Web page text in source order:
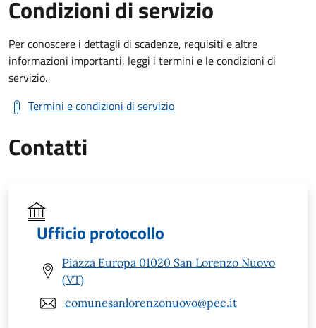
Condizioni di servizio
Per conoscere i dettagli di scadenze, requisiti e altre
informazioni importanti, leggi i termini e le condizioni di
servizio.
Termini e condizioni di servizio
Contatti
Ufficio protocollo
Piazza Europa 01020 San Lorenzo Nuovo
(VT)
comunesanlorenzonuovo@pec.it